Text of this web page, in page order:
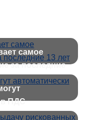
самое
за последние
в ПДС